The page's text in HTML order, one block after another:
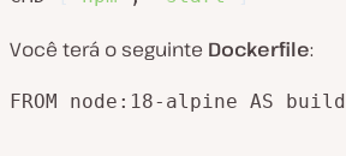
Você terá o seguinte Dockerfile:
FROM node:18-alpine AS build